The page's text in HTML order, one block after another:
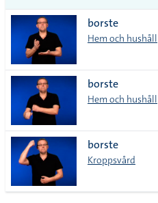
alla i
lista
borste
Hem och hushåll
borste
Hem och hushåll
borste
Kroppsvård